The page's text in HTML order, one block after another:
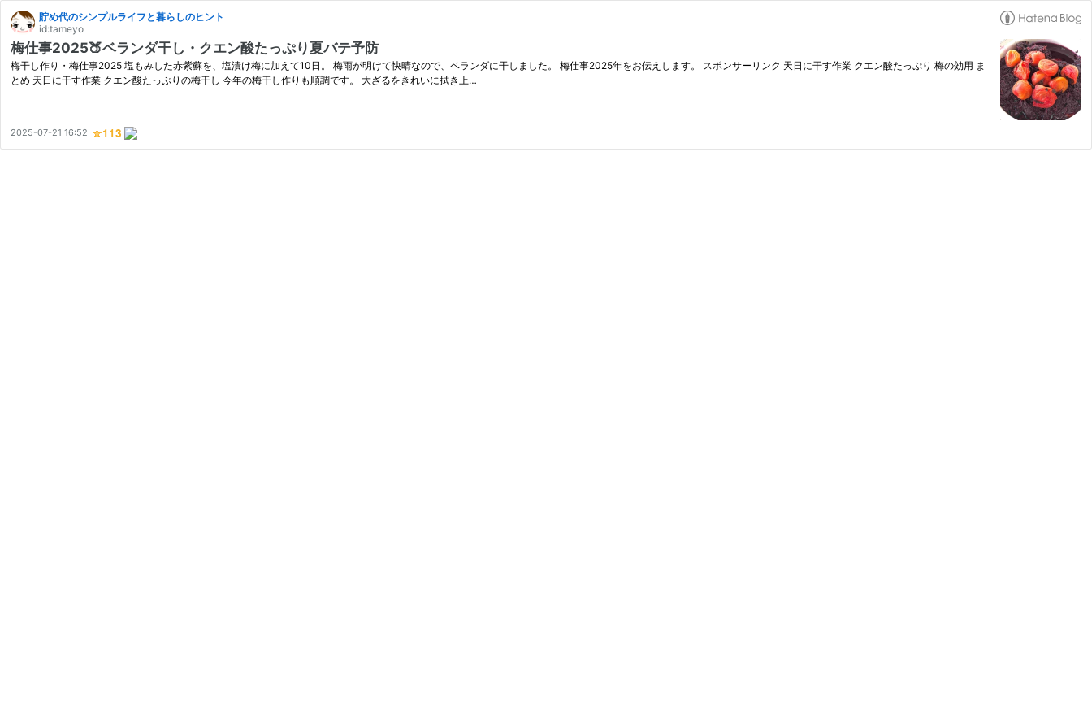
貯め代のシンプルライフと暮らしのヒント
id:tameyo
梅仕事2025🍑ベランダ干し・クエン酸たっぷり夏バテ予防
梅干し作り・梅仕事2025 塩もみした赤紫蘇を、塩漬け梅に加えて10日。 梅雨が明けて快晴なので、ベランダに干しました。 梅仕事2025年をお伝えします。 スポンサーリンク 天日に干す作業 クエン酸たっぷり 梅の効用 ま
とめ 天日に干す作業 クエン酸たっぷりの梅干し 今年の梅干し作りも順調です。 大ざるをきれいに拭き上…
2025-07-21 16:52